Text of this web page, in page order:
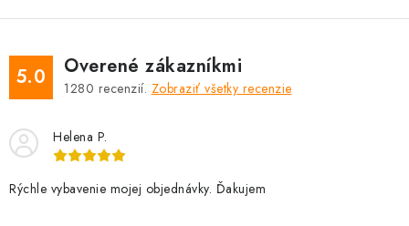
5.0 Overené zákazníkmi
1280 recenzií. Zobraziť všetky recenzie
Helena P.
Rýchle vybavenie mojej objednávky. Ďakujem